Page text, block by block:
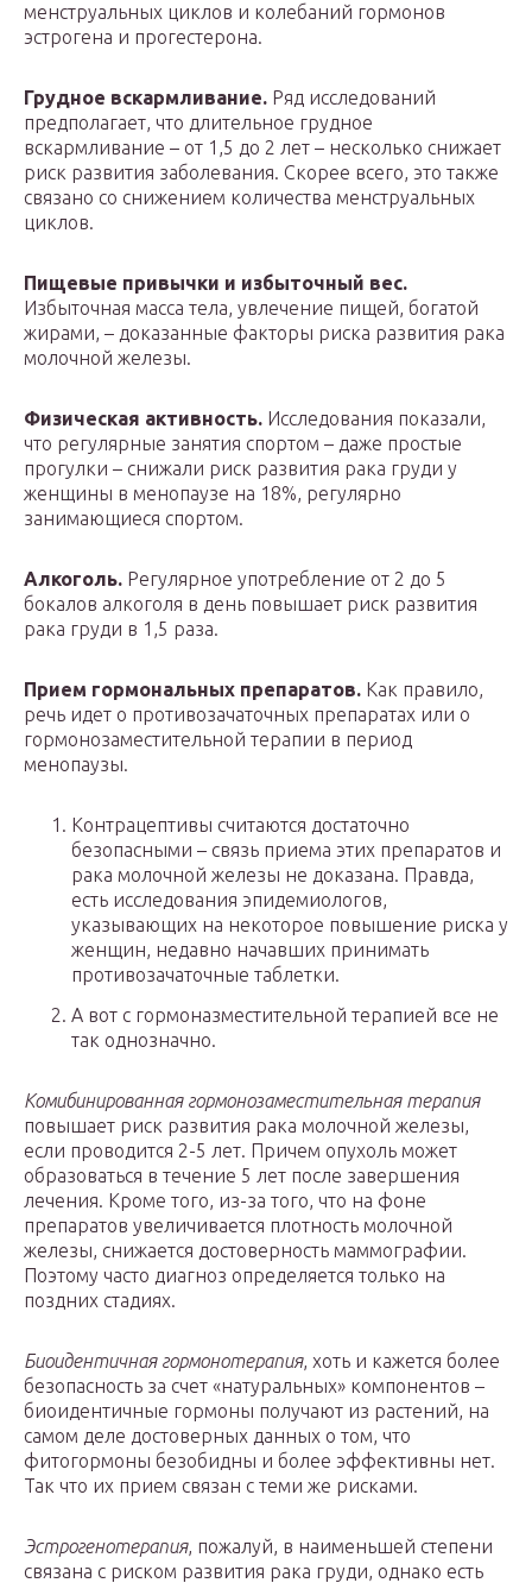
менструальных циклов и колебаний гормонов
эстрогена и прогестерона.
Грудное вскармливание. Ряд исследований
предполагает, что длительное грудное
вскармливание – от 1,5 до 2 лет – несколько снижает
риск развития заболевания. Скорее всего, это также
связано со снижением количества менструальных
циклов.
Пищевые привычки и избыточный вес.
Избыточная масса тела, увлечение пищей, богатой
жирами, – доказанные факторы риска развития рака
молочной железы.
Физическая активность. Исследования показали,
что регулярные занятия спортом – даже простые
прогулки – снижали риск развития рака груди у
женщины в менопаузе на 18%, регулярно
занимающиеся спортом.
Алкоголь. Регулярное употребление от 2 до 5
бокалов алкоголя в день повышает риск развития
рака груди в 1,5 раза.
Прием гормональных препаратов. Как правило,
речь идет о противозачаточных препаратах или о
гормонозаместительной терапии в период
менопаузы.
Контрацептивы считаются достаточно
безопасными – связь приема этих препаратов и
рака молочной железы не доказана. Правда,
есть исследования эпидемиологов,
указывающих на некоторое повышение риска у
женщин, недавно начавших принимать
противозачаточные таблетки.
А вот с гормоназместительной терапией все не
так однозначно.
Комибинированная гормонозаместительная терапия
повышает риск развития рака молочной железы,
если проводится 2-5 лет. Причем опухоль может
образоваться в течение 5 лет после завершения
лечения. Кроме того, из-за того, что на фоне
препаратов увеличивается плотность молочной
железы, снижается достоверность маммографии.
Поэтому часто диагноз определяется только на
поздних стадиях.
Биоидентичная гормонотерапия, хоть и кажется более
безопасность за счет «натуральных» компонентов –
биоидентичные гормоны получают из растений, на
самом деле достоверных данных о том, что
фитогормоны безобидны и более эффективны нет.
Так что их прием связан с теми же рисками.
Эстрогенотерапия, пожалуй, в наименьшей степени
связана с риском развития рака груди, однако есть